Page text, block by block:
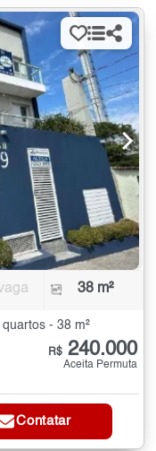
38 m²
- 38 m²
R$ 240.000
Aceita Permuta
Contatar